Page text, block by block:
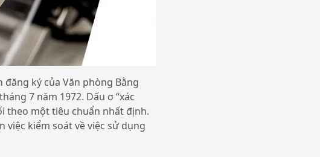
đăng ký của Văn phòng Bằng
7 năm 1972. Dấu σ “xác
theo một tiêu chuẩn nhất định.
việc kiểm soát về việc sử dụng